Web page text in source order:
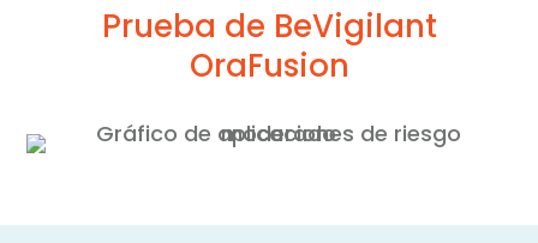
Prueba de BeVigilant
OraFusion